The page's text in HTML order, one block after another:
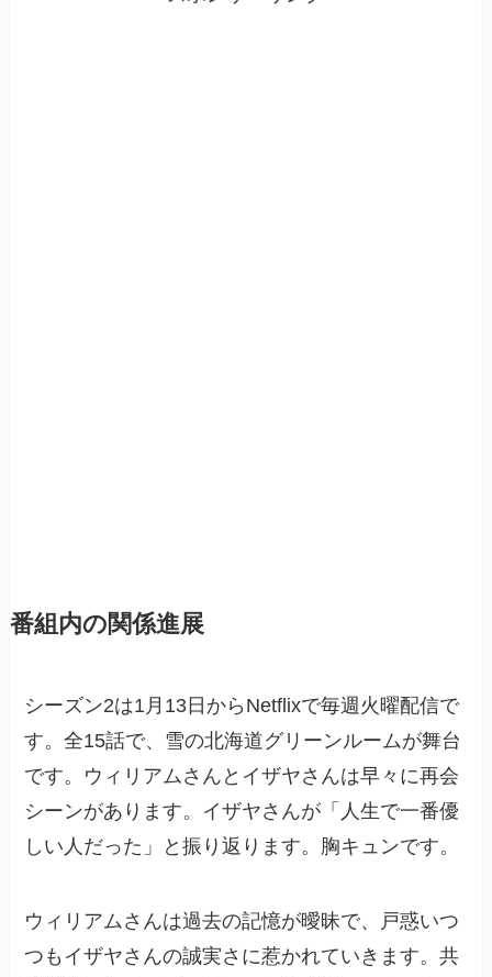
番組内の関係進展
シーズン2は1月13日からNetflixで毎週火曜配信で
す。全15話で、雪の北海道グリーンルームが舞台
です。ウィリアムさんとイザヤさんは早々に再会
シーンがあります。イザヤさんが「人生で一番優
しい人だった」と振り返ります。胸キュンです。
ウィリアムさんは過去の記憶が曖昧で、戸惑いつ
つもイザヤさんの誠実さに惹かれていきます。共